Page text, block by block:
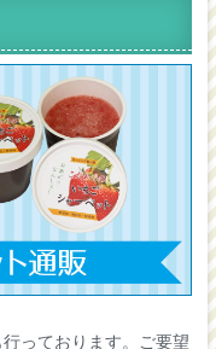
っております。ご要望